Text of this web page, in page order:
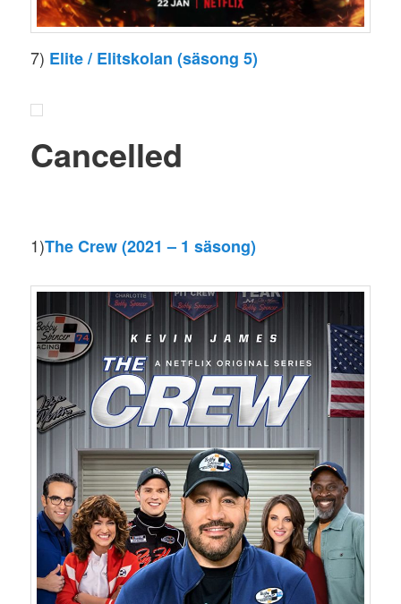
7) Elite / Elitskolan (säsong 5)
Cancelled
1)The Crew (2021 – 1 säsong)